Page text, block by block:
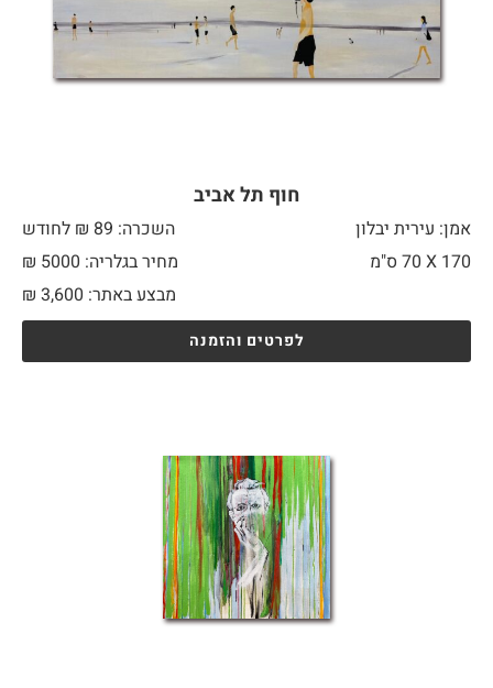
חוף תל אביב
אמן: עירית יבלון
השכרה: 89 ₪ לחודש
170 X
מחיר בגלריה: 5000 ₪
מבצע באתר:
₪ 3,600
לפרטים והזמנה